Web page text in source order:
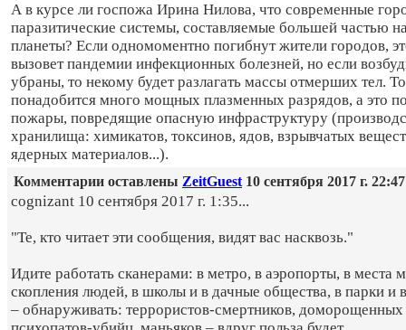
А в курсе ли госпожа Ирина Нилова, что современные
паразитические системы, составляемые большей частью
планеты? Если одномоментно погибнут жители городов,
вызовет пандемии инфекционных болезней, но если
убраны, то некому будет разлагать массы отмерших тел.
понадобится много мощных плазменных разрядов, а это
пожары, повредящие опасную инфраструктуру
хранилища: химикатов, токсинов, ядов, взрывчатых
ядерных материалов...).
Комментарии оставлены ZeitGuest 10 сентября 2017 г. 22:47
cognizant 10 сентября 2017 г. 1:35...
"Те, кто читает эти сообщения, видят вас насквозь."
Идите работать сканерами: в метро, в аэропорты, в места
скопления людей, в школы и в дачные общества, в парки и
– обнаруживать: террористов-смертников, доморощенных